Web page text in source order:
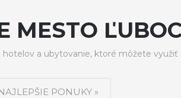
MESTO
a ubytovanie, ktoré môžete využiť
PONUKY »